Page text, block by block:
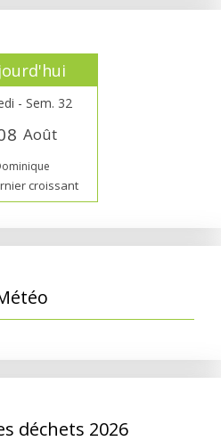
- Sem. 32
8 Août
croissant
déchets 2026